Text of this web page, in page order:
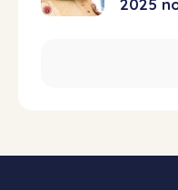
2025